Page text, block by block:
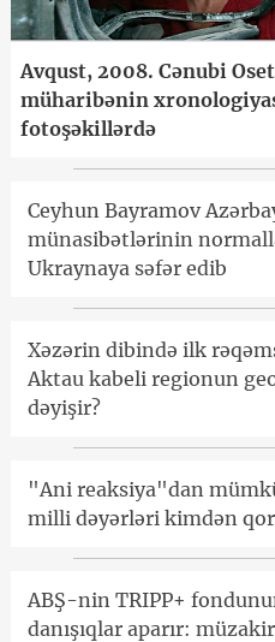
Avqust, 2008. Cənubi
müharibənin
fotoşəkillərdə
Ceyhun Bayramov
münasibətlərinin
Ukraynaya səfər edib
Xəzərin dibində ilk
Aktau kabeli regionun
dəyişir?
"Ani reaksiya"dan
milli dəyərləri kimdən
ABŞ-nin TRIPP+
danışıqlar aparır: